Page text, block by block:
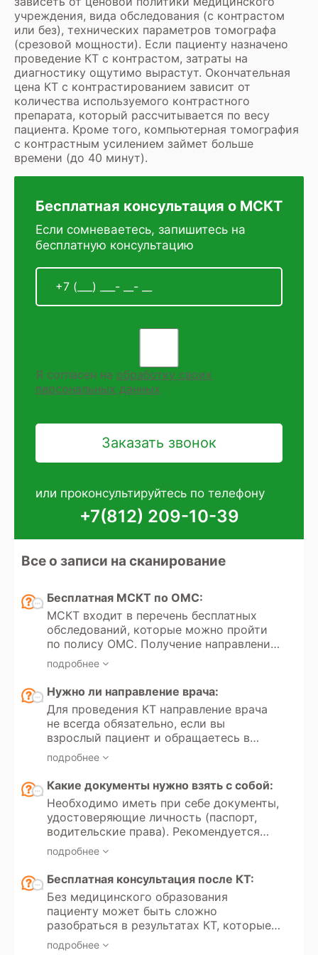
учреждения, вида обследования (с контрастом
или без), технических параметров томографа
(срезовой мощности). Если пациенту назначено
проведение КТ с контрастом, затраты на
диагностику ощутимо вырастут. Окончательная
цена КТ с контрастированием зависит от
количества используемого контрастного
препарата, который рассчитывается по весу
пациента. Кроме того, компьютерная томография
с контрастным усилением займет больше
времени (до 40 минут).
Бесплатная консультация о МСКТ
Если сомневаетесь, запишитесь на
бесплатную консультацию
Я согласен на обработку своих
персональных данных
или проконсультируйтесь по телефону
+7(812) 209-10-39
Все о записи на сканирование
Бесплатная МСКТ по ОМС:
МСКТ входит в перечень бесплатных
обследований, которые можно пройти
по полису ОМС. Получение направления
на мультиспиральную компьютерную
томографию регулируется Федеральным
законом РФ «Об обязательном
медицинском страховании» №323.
Кроме того, в России доступно
прохождение МСКТ по программам
добровольного медицинского
страхования.
подробнее
Нужно ли направление врача:
Для проведения КТ направление врача
не всегда обязательно, если вы
взрослый пациент и обращаетесь в
частную клинику для платного
обследования. Однако если вы хотите
пройти КТ по полису обязательного
медицинского страхования, то
направление от врача необходимо.
Направление всегда требуется для
проведения КТ детям до 18 лет, как в
государственных медицинских
подробнее
Какие документы нужно взять с собой:
Необходимо иметь при себе документы,
удостоверяющие личность (паспорт,
водительские права). Рекомендуется
иметь направление врача с указанием
цели обследования и минимальных
требований к протоколам. Для оценки
динамики состояния следует принести
результаты предыдущих обследований.
подробнее
Бесплатная консультация после КТ:
Без медицинского образования
пациенту может быть сложно
разобраться в результатах КТ, которые
вызывают вопросы и сомнения.
подробнее